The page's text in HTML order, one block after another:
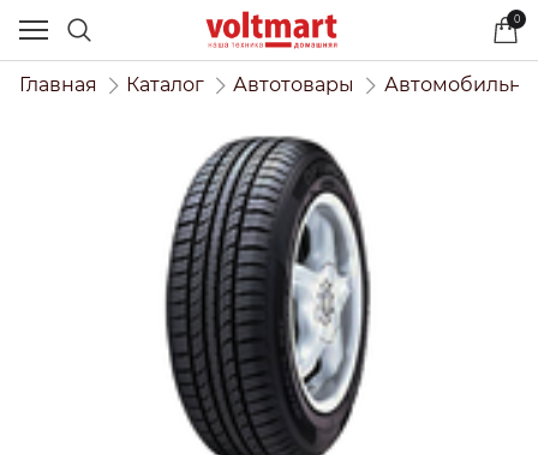
0
Главная Каталог Автотовары